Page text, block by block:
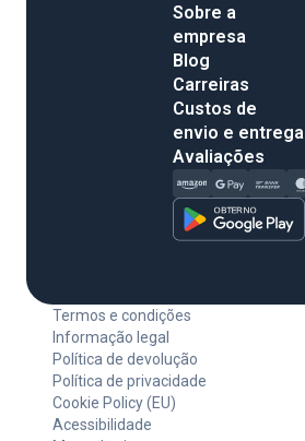
Sobre a
empresa
Blog
Carreiras
Custos de
envio e entrega
Avaliações
Termos e condições
Informação legal
Política de devolução
Política de privacidade
Cookie Policy (EU)
Acessibilidade